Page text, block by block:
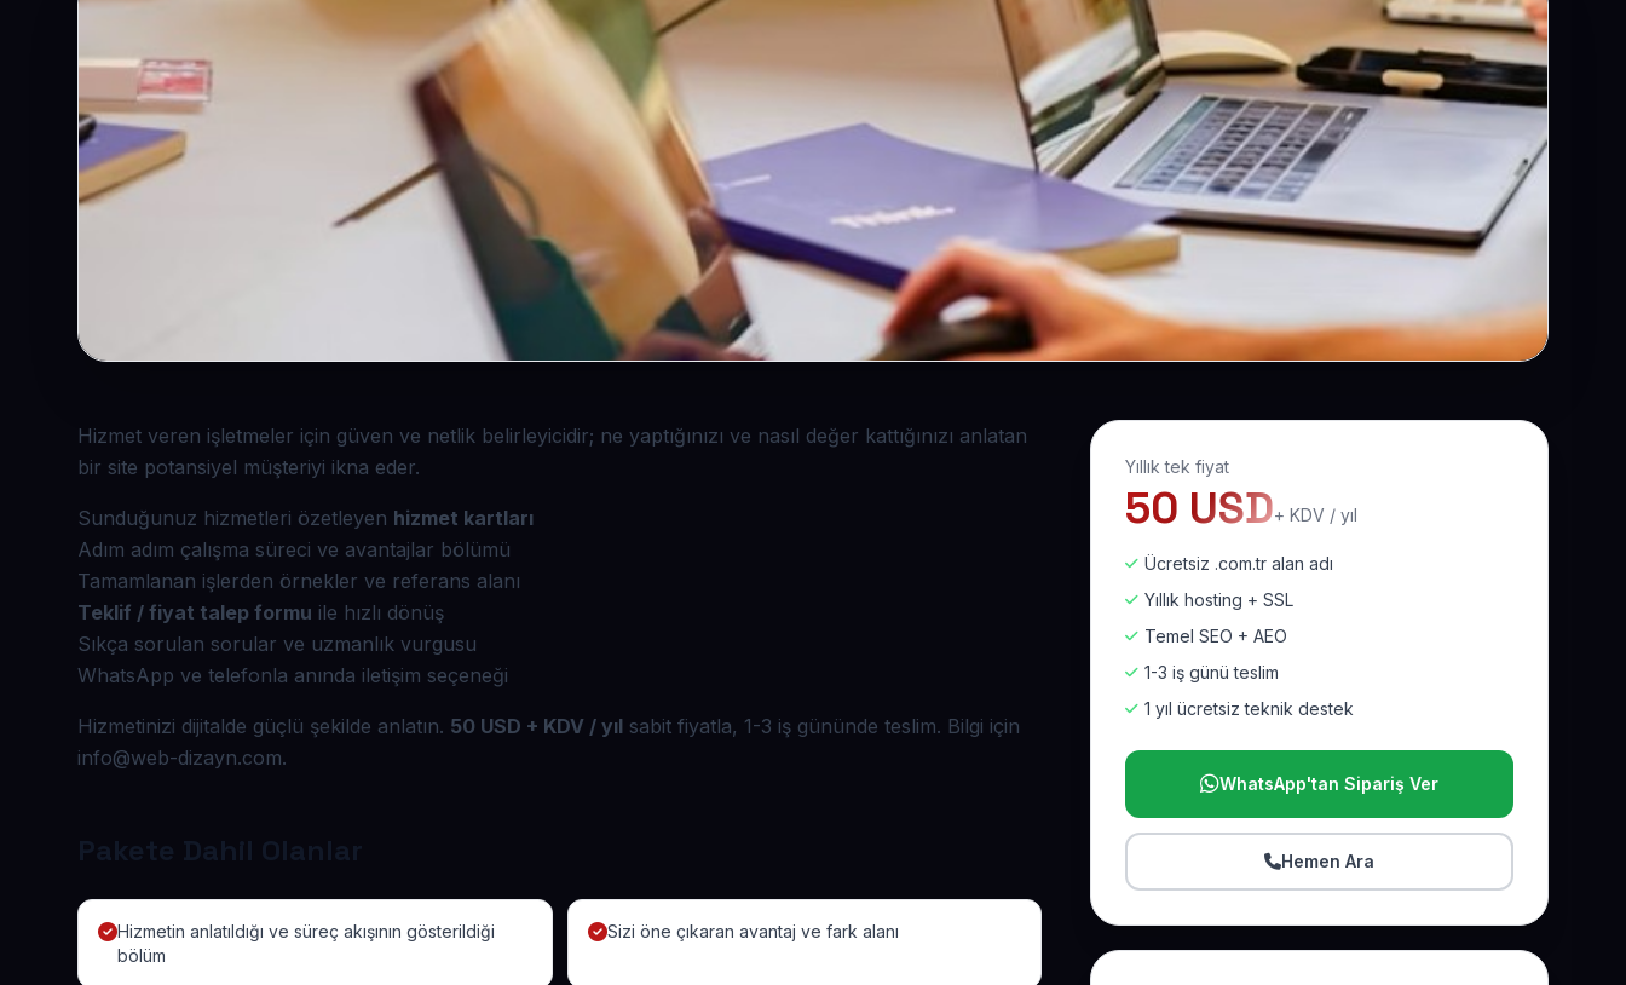
Hizmet veren işletmeler için güven ve netlik belirleyicidir; ne yaptığınızı ve nasıl değer kattığınızı anlatan
bir site potansiyel müşteriyi ikna eder.
Sunduğunuz hizmetleri özetleyen hizmet kartları
Adım adım çalışma süreci ve avantajlar bölümü
Tamamlanan işlerden örnekler ve referans alanı
Teklif / fiyat talep formu ile hızlı dönüş
Sıkça sorulan sorular ve uzmanlık vurgusu
WhatsApp ve telefonla anında iletişim seçeneği
Hizmetinizi dijitalde güçlü şekilde anlatın. 50 USD + KDV / yıl sabit fiyatla, 1-3 iş gününde teslim. Bilgi için
info@web-dizayn.com.
Pakete Dahil Olanlar
Hizmetin anlatıldığı ve süreç akışının gösterildiği
bölüm
Sizi öne çıkaran avantaj ve fark alanı
Yıllık tek fiyat
50 USD+ KDV / yıl
Ücretsiz .com.tr alan adı
Yıllık hosting + SSL
Temel SEO + AEO
1-3 iş günü teslim
1 yıl ücretsiz teknik destek
WhatsApp'tan Sipariş Ver
Hemen Ara